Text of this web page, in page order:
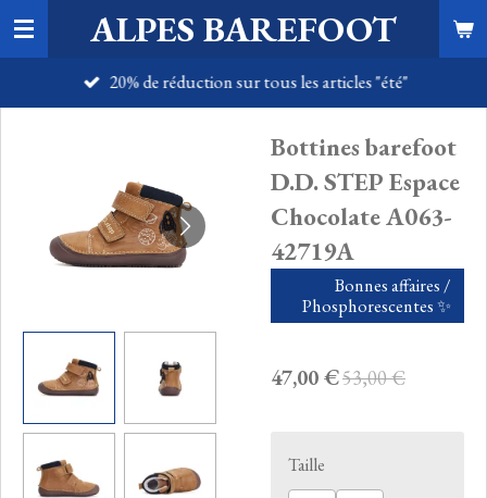
Passer
au
ALPES BAREFOOT
20% de réduction sur tous les articles "été"
Bottines barefoot
D.D. STEP Espace
Chocolate A063-
42719A
Bonnes affaires /
Phosphorescentes ✨️
47,00 €53,00 €
Taille